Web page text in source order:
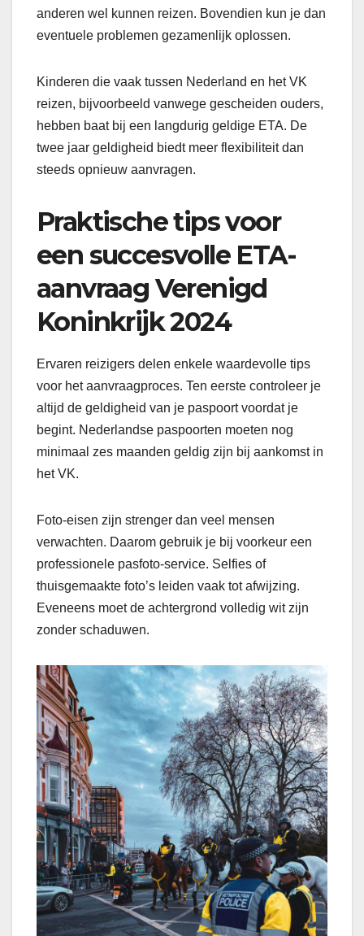
anderen wel kunnen reizen. Bovendien kun je dan
eventuele problemen gezamenlijk oplossen.
Kinderen die vaak tussen Nederland en het VK
reizen, bijvoorbeeld vanwege gescheiden ouders,
hebben baat bij een langdurig geldige ETA. De
twee jaar geldigheid biedt meer flexibiliteit dan
steeds opnieuw aanvragen.
Praktische tips voor
een succesvolle ETA-
aanvraag Verenigd
Koninkrijk 2024
Ervaren reizigers delen enkele waardevolle tips
voor het aanvraagproces. Ten eerste controleer je
altijd de geldigheid van je paspoort voordat je
begint. Nederlandse paspoorten moeten nog
minimaal zes maanden geldig zijn bij aankomst in
het VK.
Foto-eisen zijn strenger dan veel mensen
verwachten. Daarom gebruik je bij voorkeur een
professionele pasfoto-service. Selfies of
thuisgemaakte foto’s leiden vaak tot afwijzing.
Eveneens moet de achtergrond volledig wit zijn
zonder schaduwen.